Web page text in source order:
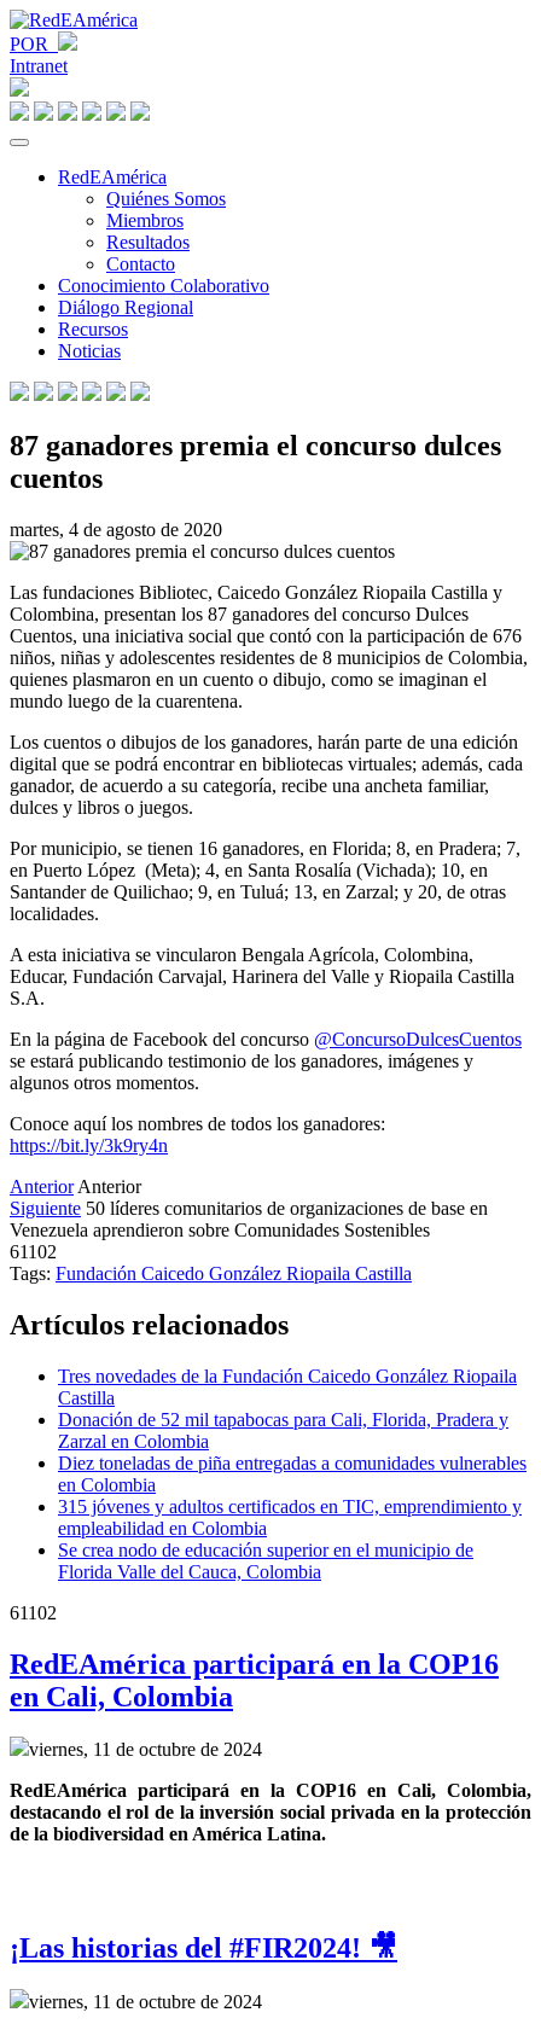
POR
Intranet
RedEAmérica
Quiénes Somos
Miembros
Resultados
Contacto
Conocimiento Colaborativo
Diálogo Regional
Recursos
Noticias
87 ganadores premia el concurso dulces
cuentos
martes, 4 de agosto de 2020
Las fundaciones Bibliotec, Caicedo González Riopaila Castilla y
Colombina, presentan los 87 ganadores del concurso Dulces
Cuentos, una iniciativa social que contó con la participación de 676
niños, niñas y adolescentes residentes de 8 municipios de Colombia,
quienes plasmaron en un cuento o dibujo, como se imaginan el
mundo luego de la cuarentena.
Los cuentos o dibujos de los ganadores, harán parte de una edición
digital que se podrá encontrar en bibliotecas virtuales; además, cada
ganador, de acuerdo a su categoría, recibe una ancheta familiar,
dulces y libros o juegos.
Por municipio, se tienen 16 ganadores, en Florida; 8, en Pradera; 7,
en Puerto López (Meta); 4, en Santa Rosalía (Vichada); 10, en
Santander de Quilichao; 9, en Tuluá; 13, en Zarzal; y 20, de otras
localidades.
A esta iniciativa se vincularon Bengala Agrícola, Colombina,
Educar, Fundación Carvajal, Harinera del Valle y Riopaila Castilla
S.A.
En la página de Facebook del concurso @ConcursoDulcesCuentos
se estará publicando testimonio de los ganadores, imágenes y
algunos otros momentos.
Conoce aquí los nombres de todos los ganadores:
https://bit.ly/3k9ry4n
Anterior Anterior
Siguiente 50 líderes comunitarios de organizaciones de base en
Venezuela aprendieron sobre Comunidades Sostenibles
61102
Tags: Fundación Caicedo González Riopaila Castilla
Artículos relacionados
Tres novedades de la Fundación Caicedo González Riopaila
Castilla
Donación de 52 mil tapabocas para Cali, Florida, Pradera y
Zarzal en Colombia
Diez toneladas de piña entregadas a comunidades vulnerables
en Colombia
315 jóvenes y adultos certificados en TIC, emprendimiento y
empleabilidad en Colombia
Se crea nodo de educación superior en el municipio de
Florida Valle del Cauca, Colombia
61102
RedEAmérica participará en la COP16
en Cali, Colombia
viernes, 11 de octubre de 2024
RedEAmérica participará en la COP16 en Cali, Colombia,
destacando el rol de la inversión social privada en la protección
de la biodiversidad en América Latina.
¡Las historias del #FIR2024! 🎥
viernes, 11 de octubre de 2024